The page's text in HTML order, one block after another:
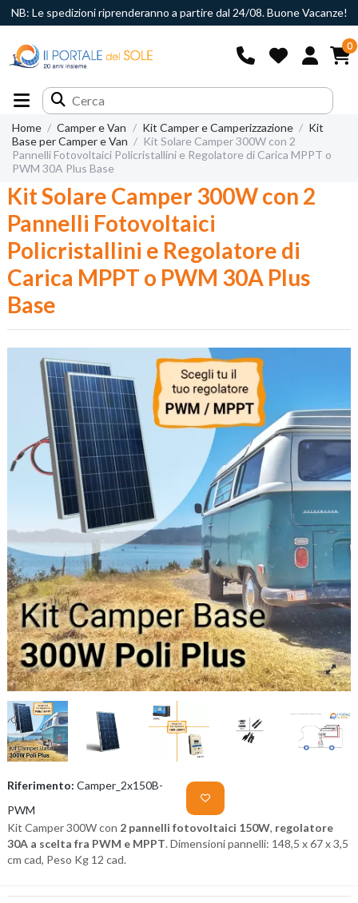
NB: Le spedizioni riprenderanno a partire dal 24/08. Buone Vacanze!
0
Home Camper e Van Kit Camper e Camperizzazione
Kit
Base per Camper e Van
Kit Solare Camper 300W con 2
Pannelli Fotovoltaici Policristallini e Regolatore di Carica MPPT o
PWM 30A Plus Base
Kit Solare Camper 300W con 2
Pannelli Fotovoltaici
Policristallini e Regolatore di
Carica MPPT o PWM 30A Plus
Base
Riferimento: Camper_2x150B-
PWM
Kit Camper 300W con 2 pannelli fotovoltaici 150W, regolatore
30A a scelta fra PWM e MPPT. Dimensioni pannelli: 148,5 x 67 x 3,5
cm cad, Peso Kg 12 cad.